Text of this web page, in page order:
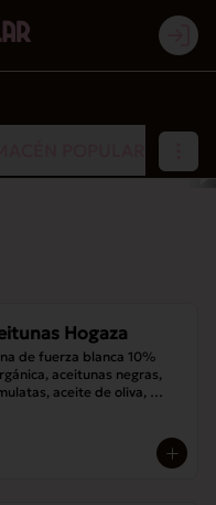
Hogaza
de fuerza blanca 10%
aceitunas negras,
aceite de oliva,